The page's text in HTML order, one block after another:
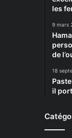
les
9 mars
de
18
il